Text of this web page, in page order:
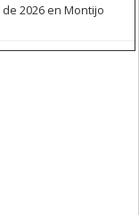
2026 en Montijo